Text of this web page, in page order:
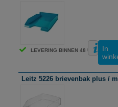
LEVERING BINNEN 48 UUR
In
Leitz 5226 brievenbak plus /